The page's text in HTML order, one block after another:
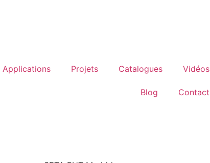
Applications Projets Catalogues Vidéos
Blog Contact